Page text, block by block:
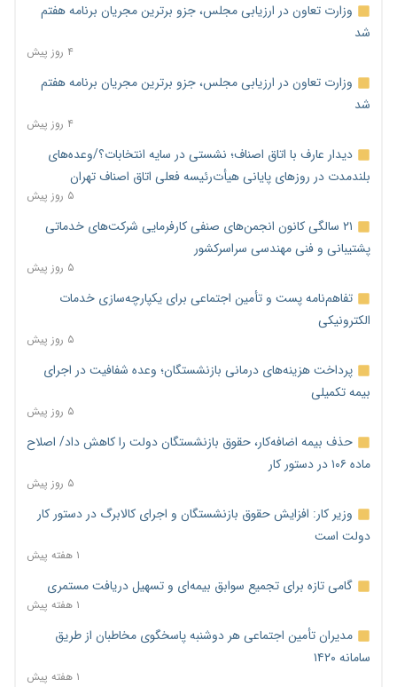
وزارت تعاون در ارزیابی مجلس، جزو برترین مجریان برنامه هفتم
شد
۴ روز پیش
وزارت تعاون در ارزیابی مجلس، جزو برترین مجریان برنامه هفتم
شد
۴ روز پیش
دیدار عارف با اتاق اصناف؛ نشستی در سایه انتخابات؟/وعده‌های
بلندمدت در روزهای پایانی هیأت‌رئیسه فعلی اتاق اصناف تهران
۵ روز پیش
۲۱ سالگی کانون انجمن‌های صنفی کارفرمایی شرکت‌های خدماتی
پشتیبانی و فنی مهندسی سراسرکشور
۵ روز پیش
تفاهم‌نامه پست و تأمین اجتماعی برای یکپارچه‌سازی خدمات
الکترونیکی
۵ روز پیش
پرداخت هزینه‌های درمانی بازنشستگان؛ وعده شفافیت در اجرای
بیمه تکمیلی
۵ روز پیش
حذف بیمه اضافه‌کار، حقوق بازنشستگان دولت را کاهش داد/ اصلاح
ماده ۱۰۶ در دستور کار
۵ روز پیش
وزیر کار: افزایش حقوق بازنشستگان و اجرای کالابرگ در دستور کار
دولت است
۱ هفته پیش
گامی تازه برای تجمیع سوابق بیمه‌ای و تسهیل دریافت مستمری
۱ هفته پیش
مدیران تأمین اجتماعی هر دوشنبه پاسخگوی مخاطبان از طریق
سامانه ۱۴۲۰
۱ هفته پیش